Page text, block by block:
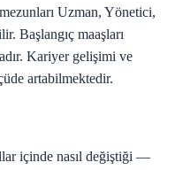
Uzman, Yönetici,
Başlangıç maaşları
Kariyer gelişimi ve
artabilmektedir.
içinde nasıl değiştiği —